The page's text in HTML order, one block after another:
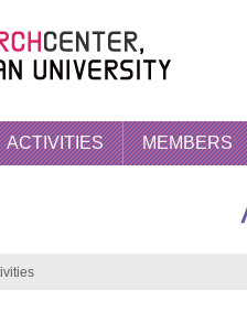
ACTIVITIES MEMBERS